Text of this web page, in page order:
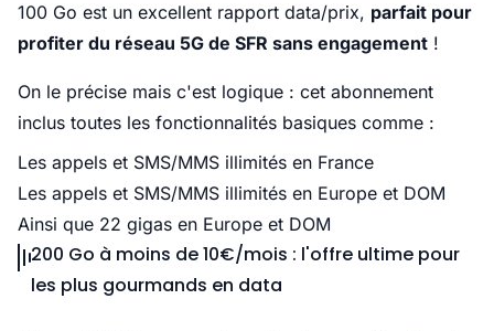
100 Go est un excellent rapport data/prix, parfait pour
profiter du réseau 5G de SFR sans engagement !
On le précise mais c'est logique : cet abonnement
inclus toutes les fonctionnalités basiques comme :
Les appels et SMS/MMS illimités en France
Les appels et SMS/MMS illimités en Europe et DOM
Ainsi que 22 gigas en Europe et DOM
200 Go à moins de 10€/mois : l'offre ultime pour
les plus gourmands en data